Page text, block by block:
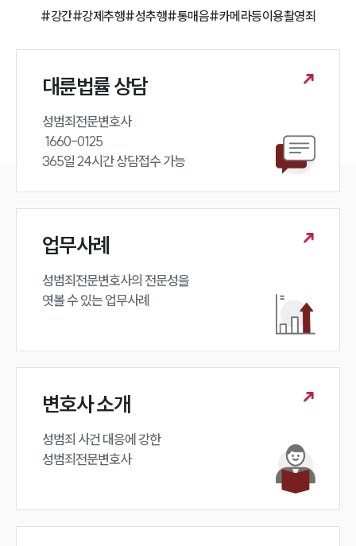
#강간#강제추행#성추행#통매음#카메라등이용촬영죄
대륜법률 상담
성범죄전문변호사
365일 24시간 상담접수 가능
업무사례
성범죄전문변호사의 전문성을
엿볼 수 있는 업무사례
변호사 소개
성범죄 사건 대응에 강한
성범죄전문변호사